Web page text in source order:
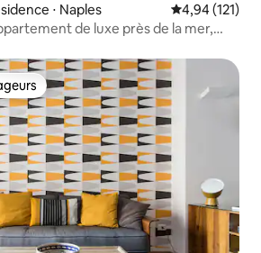
⋅ Naples Évaluation
4,94 (121)
de luxe près de la mer,